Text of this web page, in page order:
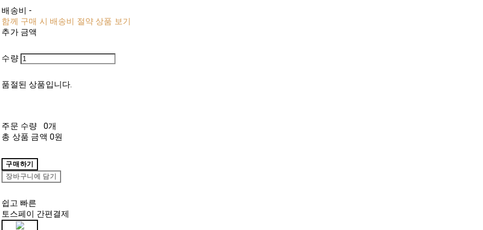
배송비 -
함께 구매 시 배송비 절약 상품 보기
추가 금액
수량
품절된 상품입니다.
주문 수량
0개
총 상품 금액 0원
구매하기
장바구니에 담기
쉽고 빠른
토스페이 간편결제